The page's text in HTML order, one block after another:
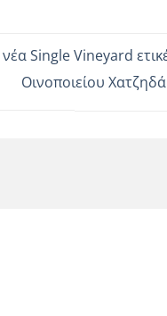
Single Vineyard
Οινοποιείου